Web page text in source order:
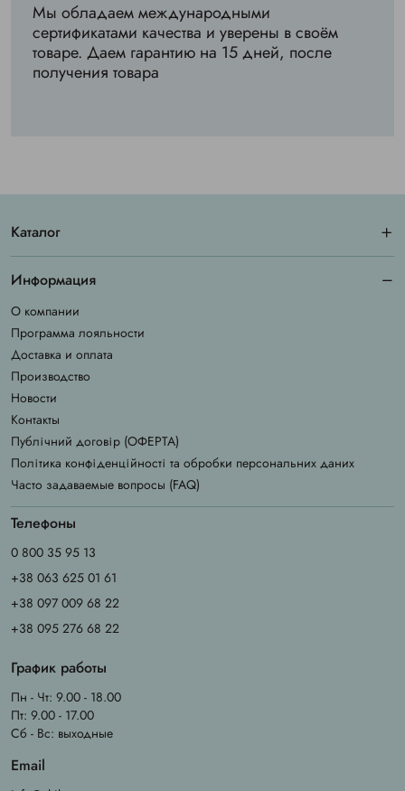
Мы обладаем международными
сертификатами качества и уверены в своём
товаре. Даем гарантию на 15 дней, после
получения товара
Каталог
Информация
О компании
Программа лояльности
Доставка и оплата
Производство
Новости
Контакты
Публічний договір (ОФЕРТА)
Політика конфіденційності та обробки персональних даних
Часто задаваемые вопросы (FAQ)
Телефоны
0 800 35 95 13
+38 063 625 01 61
+38 097 009 68 22
+38 095 276 68 22
График работы
Пн - Чт: 9.00 - 18.00
Пт: 9.00 - 17.00
Сб - Вс: выходные
Email